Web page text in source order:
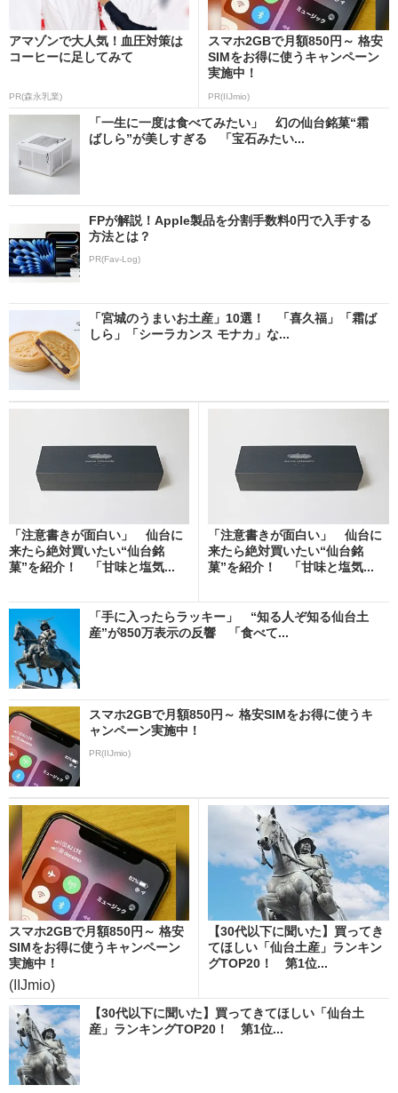
アマゾンで大人気！血圧対策は
コーヒーに足してみて
PR(森永乳業)
スマホ2GBで月額850円～ 格安
SIMをお得に使うキャンペーン
実施中！
PR(IIJmio)
「一生に一度は食べてみたい」 幻の仙台銘菓“霜
ばしら”が美しすぎる 「宝石みたい...
FPが解説！Apple製品を分割手数料0円で入手する
方法とは？
PR(Fav-Log)
「宮城のうまいお土産」10選！ 「喜久福」「霜ば
しら」「シーラカンス モナカ」な...
「注意書きが面白い」 仙台に
来たら絶対買いたい“仙台銘
菓”を紹介！ 「甘味と塩気...
「注意書きが面白い」 仙台に
来たら絶対買いたい“仙台銘
菓”を紹介！ 「甘味と塩気...
「手に入ったらラッキー」 “知る人ぞ知る仙台土
産”が850万表示の反響 「食べて...
スマホ2GBで月額850円～ 格安SIMをお得に使うキ
ャンペーン実施中！
PR(IIJmio)
スマホ2GBで月額850円～ 格安
SIMをお得に使うキャンペーン
実施中！
(IIJmio)
【30代以下に聞いた】買ってき
てほしい「仙台土産」ランキン
グTOP20！ 第1位...
【30代以下に聞いた】買ってきてほしい「仙台土
産」ランキングTOP20！ 第1位...